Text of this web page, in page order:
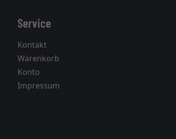
Service
Kontakt
Warenkorb
Konto
Impressum